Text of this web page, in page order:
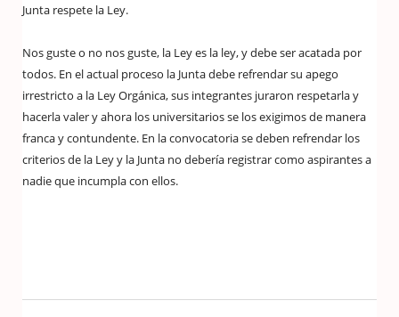
Junta respete la Ley.
Nos guste o no nos guste, la Ley es la ley, y debe ser acatada por
todos. En el actual proceso la Junta debe refrendar su apego
irrestricto a la Ley Orgánica, sus integrantes juraron respetarla y
hacerla valer y ahora los universitarios se los exigimos de manera
franca y contundente. En la convocatoria se deben refrendar los
criterios de la Ley y la Junta no debería registrar como aspirantes a
nadie que incumpla con ellos.